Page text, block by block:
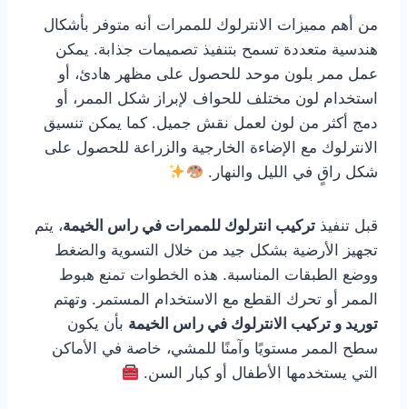
من أهم مميزات الانترلوك للممرات أنه متوفر بأشكال
هندسية متعددة تسمح بتنفيذ تصميمات جذابة. يمكن
عمل ممر بلون موحد للحصول على مظهر هادئ، أو
استخدام لون مختلف للحواف لإبراز شكل الممر، أو
دمج أكثر من لون لعمل نقش جميل. كما يمكن تنسيق
الانترلوك مع الإضاءة الخارجية والزراعة للحصول على
شكل راقٍ في الليل والنهار.
قبل تنفيذ تركيب انترلوك للممرات في راس الخيمة، يتم
تجهيز الأرضية بشكل جيد من خلال التسوية والضغط
ووضع الطبقات المناسبة. هذه الخطوات تمنع هبوط
الممر أو تحرك القطع مع الاستخدام المستمر. وتهتم
توريد و تركيب الانترلوك في راس الخيمة بأن يكون
سطح الممر مستويًا وآمنًا للمشي، خاصة في الأماكن
التي يستخدمها الأطفال أو كبار السن.